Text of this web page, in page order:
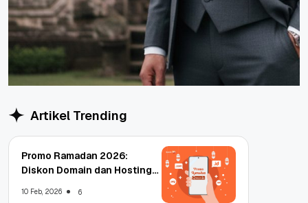
Artikel Trending
Promo Ramadan 2026:
Diskon Domain dan Hosting
10 Feb, 2026 6